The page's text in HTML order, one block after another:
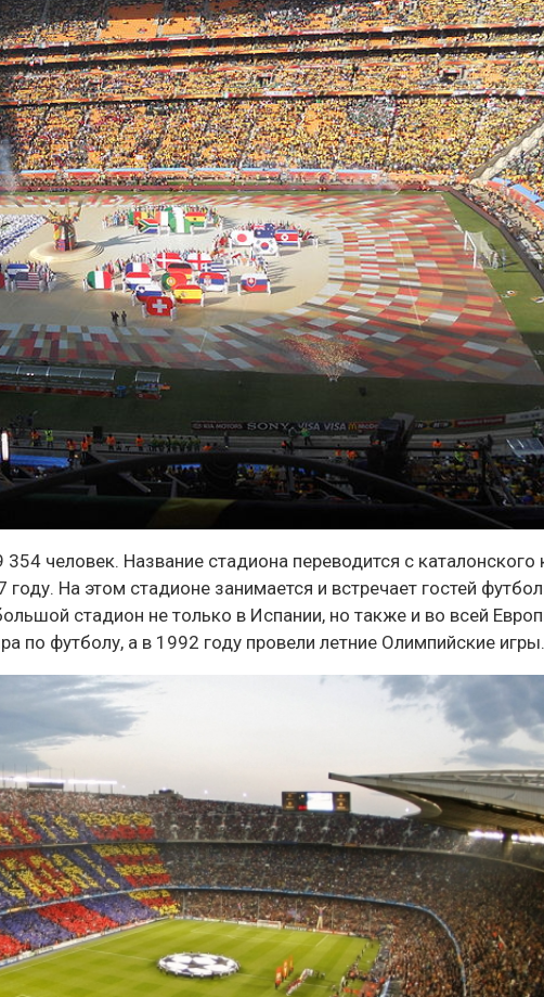
человек. Название стадиона переводится с каталонского
На этом стадионе занимается и встречает гостей
стадион не только в Испании, но также и во всей
по футболу, а в 1992 году провели летние Олимпийские